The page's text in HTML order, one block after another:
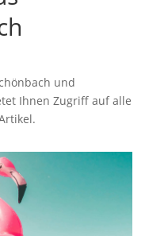
und
Ihnen Zugriff auf alle